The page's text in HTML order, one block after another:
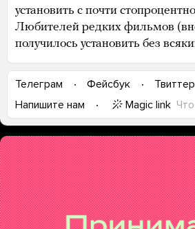
установить с почти
Любителей редких фильмов
получилось установить без
Телеграм Фейсбук Твиттер
Напишите нам
Magic link